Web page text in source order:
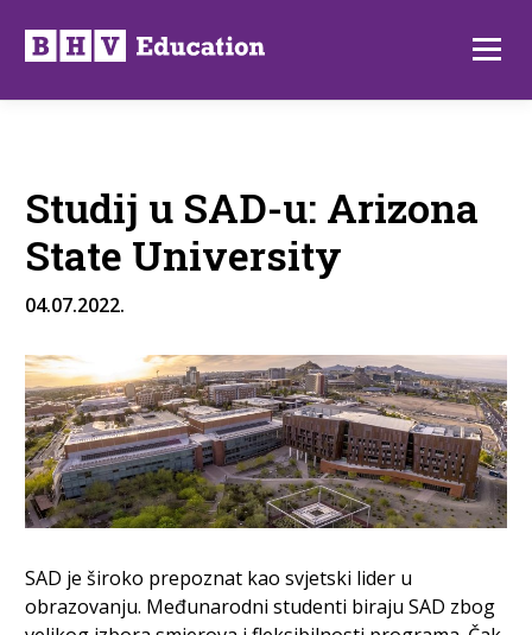
sadržaj
Studij u SAD-u: Arizona
State University
04.07.2022.
SAD je široko prepoznat kao svjetski lider u
obrazovanju. Međunarodni studenti biraju SAD zbog